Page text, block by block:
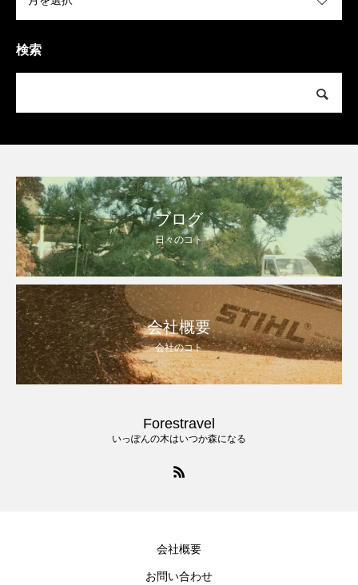
検索
ブログ
日々のコト
会社概要
会社のコト
Forestravel
いっぽんの木はいつか森になる
会社概要
お問い合わせ